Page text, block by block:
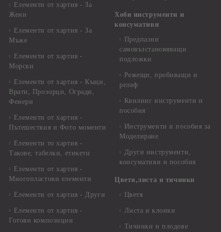
Елементи от хартия - За
Жени
Елементи от хартия - За
Мъже
Елементи от хартия -
Морски
Елементи от хартия - Къщи,
Врати, Прозорци, Огради,
Фенери
Елементи от хартия -
Пътешествия и Фото моменти
Елементи то хартия -
Такове, табелки, етикети
Елементи от хартия -
Многопластови елементи
Елементи от хартия - Други
Елементи от хартия -
Готови композиции
Хоби инструменти и
консумативи
Предпазни
самовъзстановяващи
подложки
Режещи, пробиващи и
релеф
Квилинг инструменти и
пособия
Инструменти и пособия за
Моделиране
Други инструменти,
консумативи и пособия
Цветя,листа и тичинки
Цветя
Листа и клонки
Тичинки и плодове